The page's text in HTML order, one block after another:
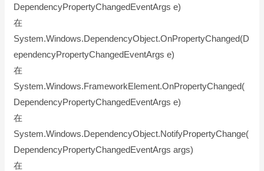
DependencyPropertyChangedEventArgs e)
在
System.Windows.DependencyObject.OnPropertyChanged(D
ependencyPropertyChangedEventArgs e)
在
System.Windows.FrameworkElement.OnPropertyChanged(
DependencyPropertyChangedEventArgs e)
在
System.Windows.DependencyObject.NotifyPropertyChange(
DependencyPropertyChangedEventArgs args)
在